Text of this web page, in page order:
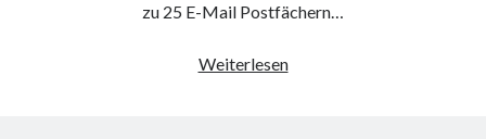
zu 25 E-Mail Postfächern…
WeiterlesenTipps